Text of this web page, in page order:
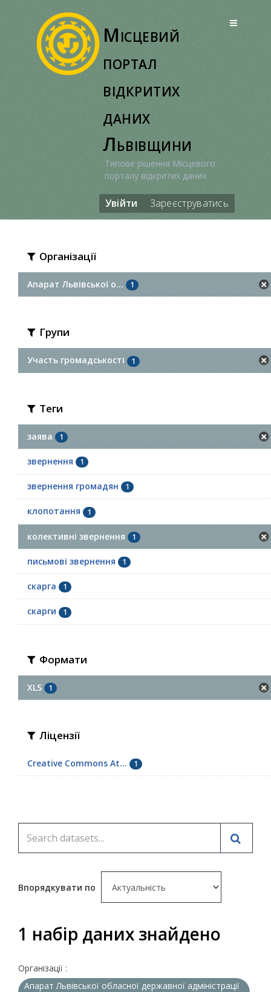
Місцевий
портал
відкритих
даних
Львівщини
Типове рішення Місцевого
порталу відкритих даних
Увійти Зареєструватись
Організації
Апарат Львівської о... 1
Групи
Участь громадськості 1
Теги
заява 1
звернення 1
звернення громадян 1
клопотання 1
колективні звернення 1
письмові звернення 1
скарга 1
скарги 1
Формати
XLS 1
Ліцензії
Creative Commons At... 1
Впорядкувати по
1 набір даних знайдено
Організації :
Апарат Львівської обласної державної адміністрації